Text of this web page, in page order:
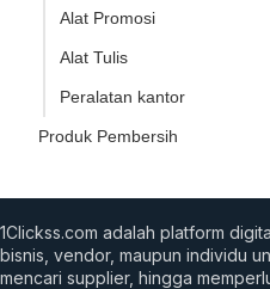
Alat Promosi
Alat Tulis
Peralatan kantor
Produk Pembersih
1Clickss.com adalah platform
bisnis, vendor, maupun individu
mencari supplier, hingga